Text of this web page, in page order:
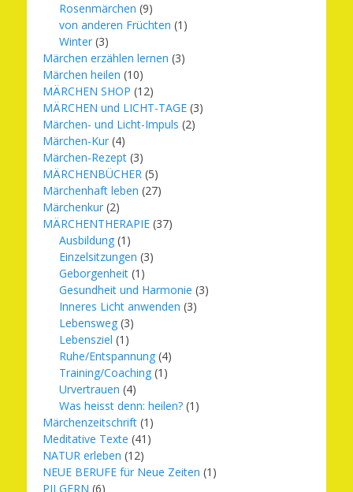
Rosenmärchen (9)
von anderen Früchten (1)
Winter (3)
Märchen erzählen lernen (3)
Märchen heilen (10)
MÄRCHEN SHOP (12)
MÄRCHEN und LICHT-TAGE (3)
Märchen- und Licht-Impuls (2)
Märchen-Kur (4)
Märchen-Rezept (3)
MÄRCHENBÜCHER (5)
Märchenhaft leben (27)
Märchenkur (2)
MÄRCHENTHERAPIE (37)
Ausbildung (1)
Einzelsitzungen (3)
Geborgenheit (1)
Gesundheit und Harmonie (3)
Inneres Licht anwenden (3)
Lebensweg (3)
Lebensziel (1)
Ruhe/Entspannung (4)
Training/Coaching (1)
Urvertrauen (4)
Was heisst denn: heilen? (1)
Märchenzeitschrift (1)
Meditative Texte (41)
NATUR erleben (12)
NEUE BERUFE für Neue Zeiten (1)
PILGERN (6)